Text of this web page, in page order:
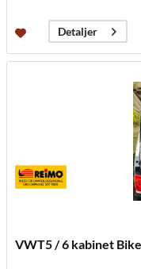
Detaljer
VWT5 / 6 kabinet